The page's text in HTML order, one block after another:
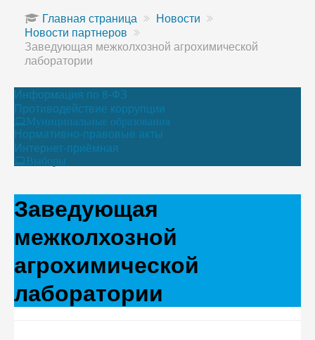
Главная страница
Новости
Новости партнеров
Заведующая межколхозной агрохимической
лаборатории
Информация по 8-ФЗ
Противодействие коррупции
Муниципальные образования
Нормативно-правовые акты
Интернет-приёмная
Выборы
Заведующая
межколхозной
агрохимической
лаборатории